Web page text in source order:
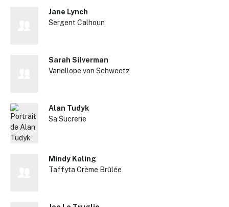
Jane Lynch
Sergent Calhoun
Sarah Silverman
Vanellope von Schweetz
Alan Tudyk
Sa Sucrerie
Mindy Kaling
Taffyta Crème Brûlée